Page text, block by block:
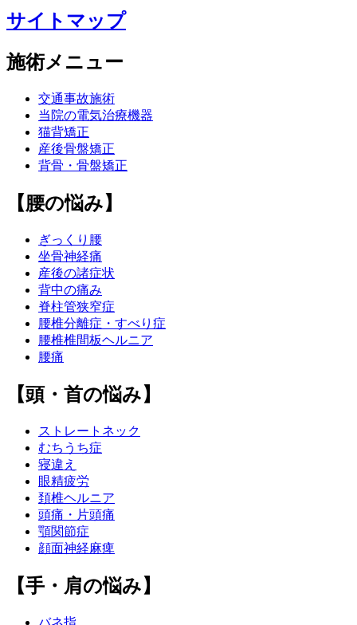
サイトマップ
施術メニュー
交通事故施術
当院の電気治療機器
猫背矯正
産後骨盤矯正
背骨・骨盤矯正
【腰の悩み】
ぎっくり腰
坐骨神経痛
産後の諸症状
背中の痛み
脊柱管狭窄症
腰椎分離症・すべり症
腰椎椎間板ヘルニア
腰痛
【頭・首の悩み】
ストレートネック
むちうち症
寝違え
眼精疲労
頚椎ヘルニア
頭痛・片頭痛
顎関節症
顔面神経麻痺
【手・肩の悩み】
バネ指